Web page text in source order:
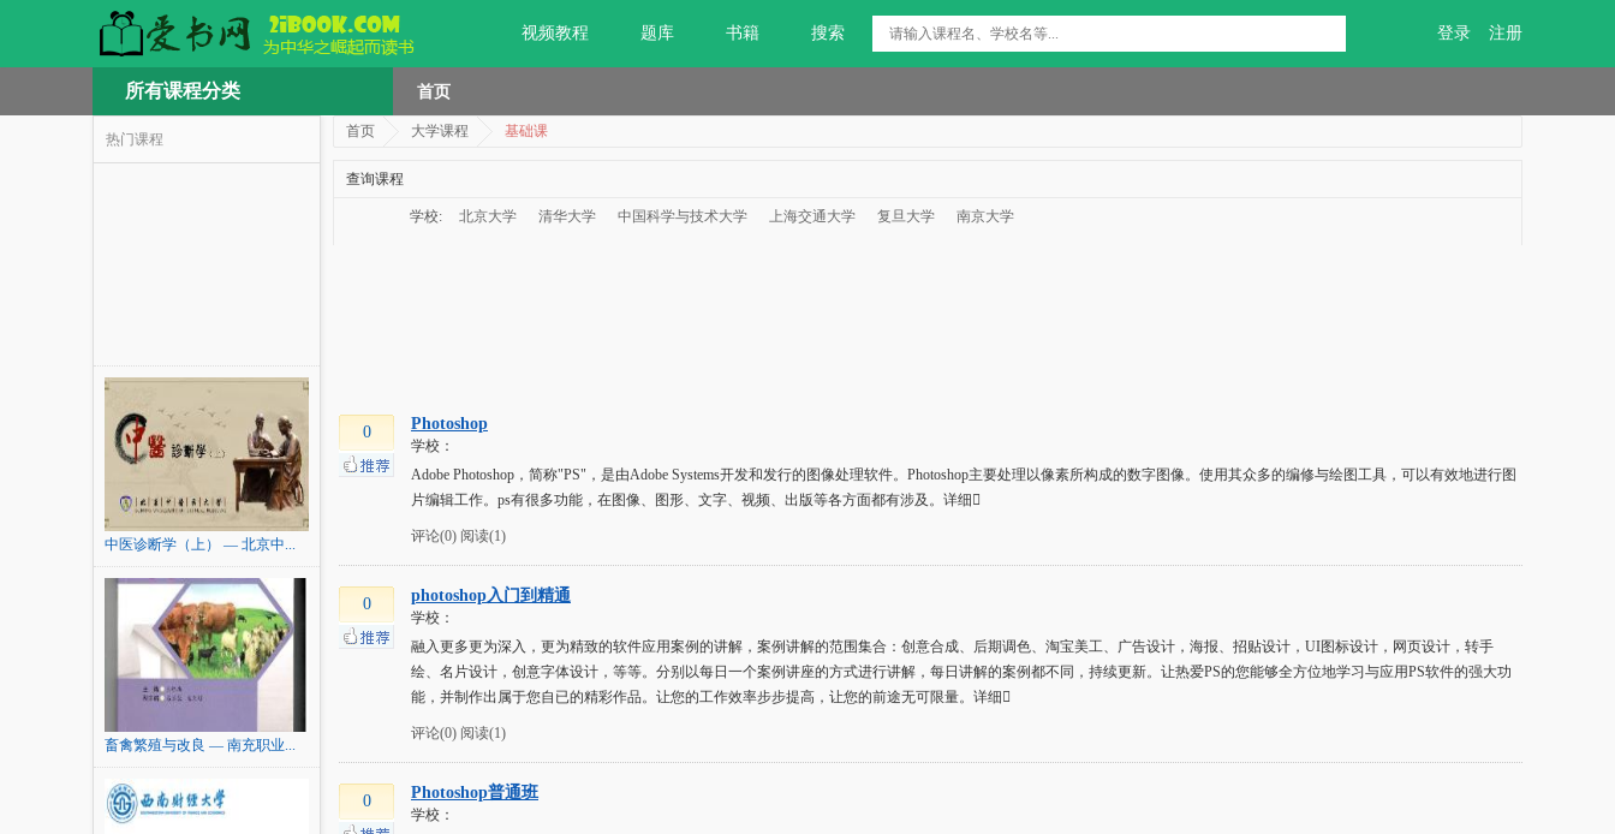
视频教程 题库 书籍 搜索 登录 注册
所有课程分类 首页
热门课程
中医诊断学（上） — 北京中...
畜禽繁殖与改良 — 南充职业...
首页 大学课程 基础课
查询课程
学校: 北京大学 清华大学 中国科学与技术大学 上海交通大学 复旦大学 南京大学
0 Photoshop
学校：
Adobe Photoshop，简称"PS"，是由Adobe Systems开发和发行的图像处理软件。Photoshop主要处理以像素所构成的数字图像。使用其众多的编修与绘图工具，可以有效地进行图
片编辑工作。ps有很多功能，在图像、图形、文字、视频、出版等各方面都有涉及。详细
评论(0) 阅读(1)
0 photoshop入门到精通
学校：
融入更多更为深入，更为精致的软件应用案例的讲解，案例讲解的范围集合：创意合成、后期调色、淘宝美工、广告设计，海报、招贴设计，UI图标设计，网页设计，转手
绘、名片设计，创意字体设计，等等。分别以每日一个案例讲座的方式进行讲解，每日讲解的案例都不同，持续更新。让热爱PS的您能够全方位地学习与应用PS软件的强大功
能，并制作出属于您自已的精彩作品。让您的工作效率步步提高，让您的前途无可限量。详细
评论(0) 阅读(1)
0 Photoshop普通班
学校：